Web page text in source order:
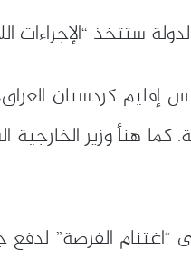
الدولة ستتخذ
إقليم كردستان
كما هنأ وزير
“اغتنام الفرصة”